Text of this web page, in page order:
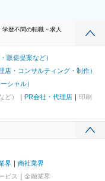
歴不問の転職・求人
販促提案など）
店・コンサルティング・制作）
シャル）
ど）
PR会社・代理店
印刷
界
商社業界
ビス
金融業界